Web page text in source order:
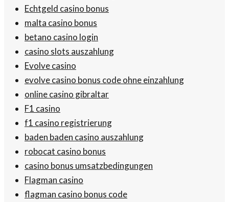
Echtgeld casino bonus
malta casino bonus
betano casino login
casino slots auszahlung
Evolve casino
evolve casino bonus code ohne einzahlung
online casino gibraltar
F1 casino
f1 casino registrierung
baden baden casino auszahlung
robocat casino bonus
casino bonus umsatzbedingungen
Flagman casino
flagman casino bonus code